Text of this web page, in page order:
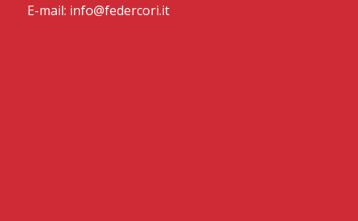
E-mail: info@federcori.it